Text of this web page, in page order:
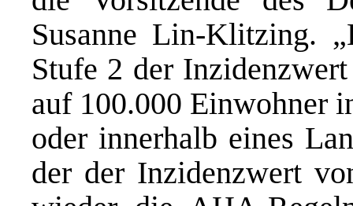
Susanne Lin-Klitzing.
Stufe 2 der
auf 100.000 Einwohner
oder innerhalb eines
der der Inzidenzwert